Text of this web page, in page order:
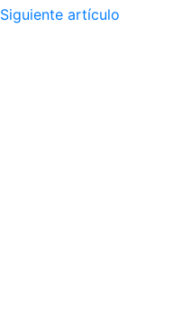
Siguiente artículo